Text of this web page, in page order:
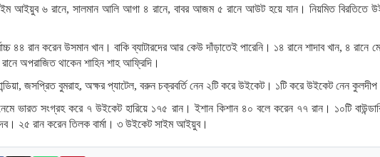
আইয়ুব ৬ রানে, সালমান আলি আগা ৪ রানে, বাবর আজম ৫ রানে আউট হয়ে যান। নিয়মিত বিরতিতে
৪৪ রান করেন উসমান খান। বাকি ব্যাটারদের আর কেউ দাঁড়াতেই পারেনি। ১৪ রানে শাদাব খান, ৪ রানে
অপরাজিত থাকেন শাহিন শাহ আফ্রিদি।
জসপ্রিত বুমরাহ, অক্ষর প্যাটেল, বরুন চক্রবর্তি নেন ২টি করে উইকেট। ১টি করে উইকেট নেন কুলদীপ
ভারত সংগ্রহ করে ৭ উইকেট হারিয়ে ১৭৫ রান। ইশান কিশান ৪০ বলে করেন ৭৭ রান। ১০টি
২৫ রান করেন তিলক বার্মা। ৩ উইকেট সাইম আইয়ুব।